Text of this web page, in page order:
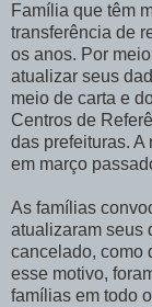
Família que têm
transferência de
os anos. Por
atualizar seus
meio de carta e
Centros de
das prefeituras.
em março
As famílias
atualizaram seus
cancelado, como
esse motivo,
famílias em todo